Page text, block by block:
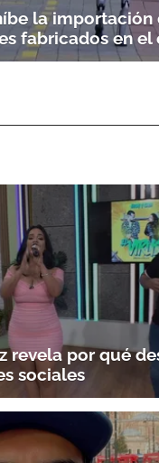
la importación
fabricados en el
revela por qué
sociales